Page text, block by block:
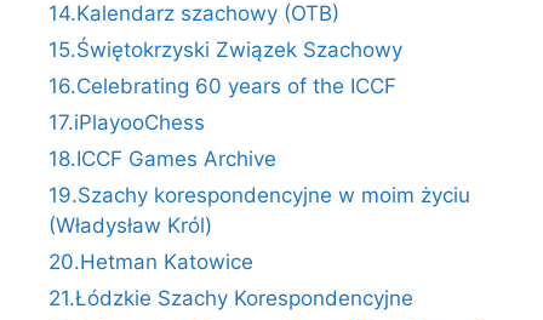
14.Kalendarz szachowy (OTB)
15.Świętokrzyski Związek Szachowy
16.Celebrating 60 years of the ICCF
17.iPlayooChess
18.ICCF Games Archive
19.Szachy korespondencyjne w moim życiu
(Władysław Król)
20.Hetman Katowice
21.Łódzkie Szachy Korespondencyjne